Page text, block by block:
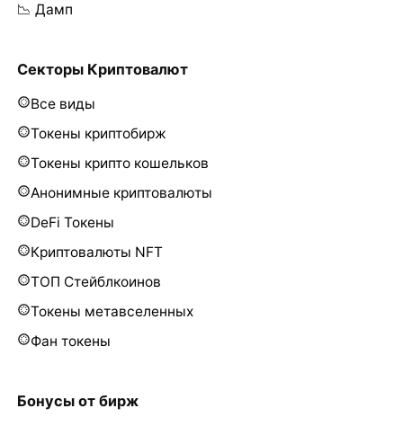
📉 Дамп
Секторы Криптовалют
Все виды
Токены криптобирж
Токены крипто кошельков
Анонимные криптовалюты
DeFi Токены
Криптовалюты NFT
ТОП Стейблкоинов
Токены метавселенных
Фан токены
Бонусы от бирж